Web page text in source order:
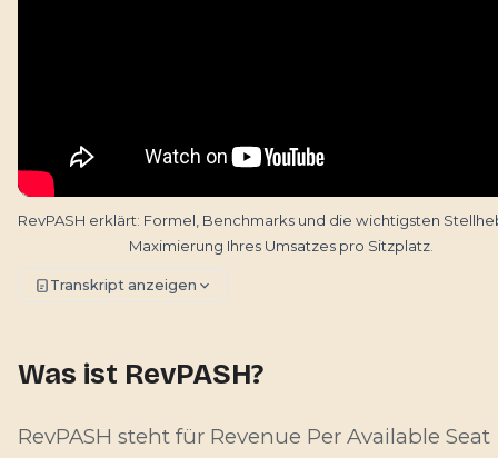
RevPASH erklärt: Formel, Benchmarks und die wichtigsten
Maximierung Ihres Umsatzes pro Sitzplatz.
Transkript anzeigen
Was ist RevPASH?
RevPASH steht für Revenue Per Available Seat